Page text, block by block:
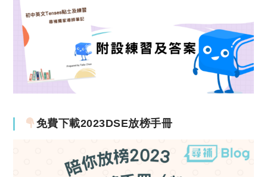
免費下載2023DSE放榜手冊